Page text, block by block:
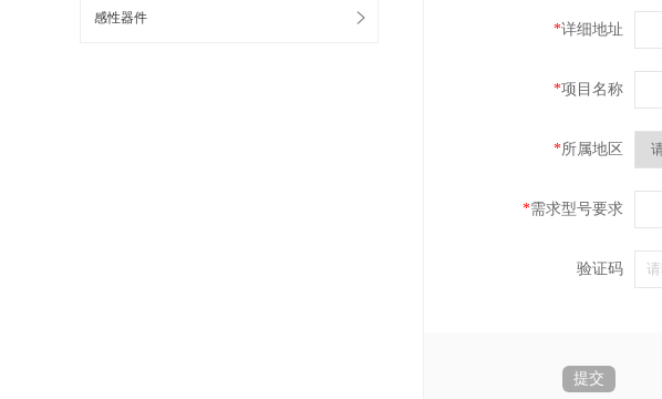
感性器件
*详细地址
*项目名称
*所属地区
*需求型号要求
验证码
提交